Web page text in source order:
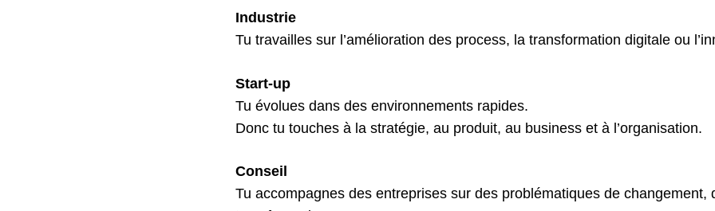
Industrie
Tu travailles sur l’amélioration des process, la transformation digitale ou
Start-up
Tu évolues dans des environnements rapides.
Donc tu touches à la stratégie, au produit, au business et à l’organisation.
Conseil
Tu accompagnes des entreprises sur des problématiques de changement,